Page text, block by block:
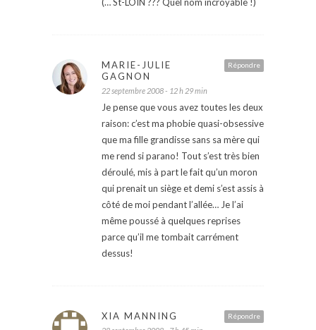
Répondre
MARIE-JULIE
GAGNON
22 septembre 2008 - 12 h 29 min
Je pense que vous avez toutes les deux
raison: c’est ma phobie quasi-obsessive
que ma fille grandisse sans sa mère qui
me rend si parano! Tout s’est très bien
déroulé, mis à part le fait qu’un moron
qui prenait un siège et demi s’est assis à
côté de moi pendant l’allée… Je l’ai
même poussé à quelques reprises
parce qu’il me tombait carrément
dessus!
Répondre
XIA MANNING